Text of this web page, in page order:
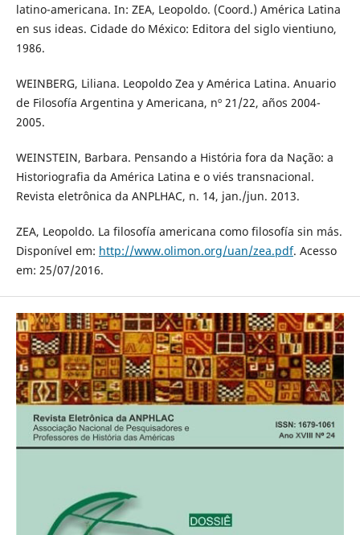
latino-americana. In: ZEA, Leopoldo. (Coord.) América Latina
en sus ideas. Cidade do México: Editora del siglo vientiuno,
1986.
WEINBERG, Liliana. Leopoldo Zea y América Latina. Anuario
de Filosofía Argentina y Americana, nº 21/22, años 2004-
2005.
WEINSTEIN, Barbara. Pensando a História fora da Nação: a
Historiografia da América Latina e o viés transnacional.
Revista eletrônica da ANPLHAC, n. 14, jan./jun. 2013.
ZEA, Leopoldo. La filosofía americana como filosofía sin más.
Disponível em: http://www.olimon.org/uan/zea.pdf. Acesso
em: 25/07/2016.